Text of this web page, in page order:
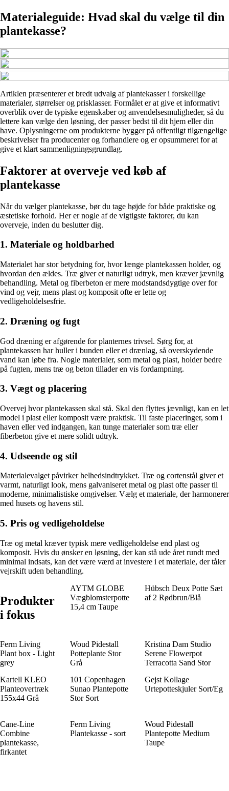
Materialeguide: Hvad skal du vælge til din
plantekasse?
Artiklen præsenterer et bredt udvalg af plantekasser i forskellige
materialer, størrelser og prisklasser. Formålet er at give et informativt
overblik over de typiske egenskaber og anvendelsesmuligheder, så du
lettere kan vælge den løsning, der passer bedst til dit hjem eller din
have. Oplysningerne om produkterne bygger på offentligt tilgængelige
beskrivelser fra producenter og forhandlere og er opsummeret for at
give et klart sammenligningsgrundlag.
Faktorer at overveje ved køb af
plantekasse
Når du vælger plantekasse, bør du tage højde for både praktiske og
æstetiske forhold. Her er nogle af de vigtigste faktorer, du kan
overveje, inden du beslutter dig.
1. Materiale og holdbarhed
Materialet har stor betydning for, hvor længe plantekassen holder, og
hvordan den ældes. Træ giver et naturligt udtryk, men kræver jævnlig
behandling. Metal og fiberbeton er mere modstandsdygtige over for
vind og vejr, mens plast og komposit ofte er lette og
vedligeholdelsesfrie.
2. Dræning og fugt
God dræning er afgørende for planternes trivsel. Sørg for, at
plantekassen har huller i bunden eller et drænlag, så overskydende
vand kan løbe fra. Nogle materialer, som metal og plast, holder bedre
på fugten, mens træ og beton tillader en vis fordampning.
3. Vægt og placering
Overvej hvor plantekassen skal stå. Skal den flyttes jævnligt, kan en let
model i plast eller komposit være praktisk. Til faste placeringer, som i
haven eller ved indgangen, kan tunge materialer som træ eller
fiberbeton give et mere solidt udtryk.
4. Udseende og stil
Materialevalget påvirker helhedsindtrykket. Træ og cortenstål giver et
varmt, naturligt look, mens galvaniseret metal og plast ofte passer til
moderne, minimalistiske omgivelser. Vælg et materiale, der harmonerer
med husets og havens stil.
5. Pris og vedligeholdelse
Træ og metal kræver typisk mere vedligeholdelse end plast og
komposit. Hvis du ønsker en løsning, der kan stå ude året rundt med
minimal indsats, kan det være værd at investere i et materiale, der tåler
vejrskift uden behandling.
Produkter
i fokus
AYTM GLOBE
Vægblomsterpotte
15,4 cm Taupe
Hübsch Deux Potte Sæt
af 2 Rødbrun/Blå
Ferm Living
Plant box - Light
grey
Woud Pidestall
Potteplante Stor
Grå
Kristina Dam Studio
Serene Flowerpot
Terracotta Sand Stor
Kartell KLEO
Planteovertræk
155x44 Grå
101 Copenhagen
Sunao Plantepotte
Stor Sort
Gejst Kollage
Urtepotteskjuler Sort/Eg
Cane-Line
Combine
plantekasse,
firkantet
Ferm Living
Plantekasse - sort
Woud Pidestall
Plantepotte Medium
Taupe